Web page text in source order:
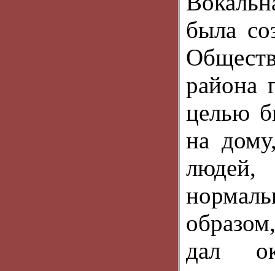
была
района
целью
на
людей,
дал